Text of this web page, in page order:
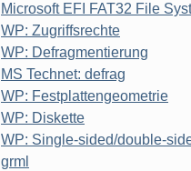
Microsoft EFI FAT32 File
WP: Zugriffsrechte
WP: Defragmentierung
MS Technet: defrag
WP: Festplattengeometrie
WP: Diskette
WP: Single-sided/double-
grml